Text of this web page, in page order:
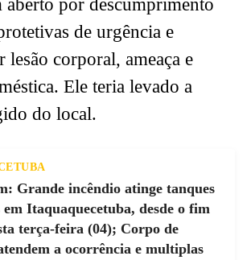
aberto por descumprimento
de urgência e
lesão corporal, ameaça e
Ele teria levado a
do local.
Grande incêndio atinge tanques
em Itaquaquecetuba, desde o fim
terça-feira (04); Corpo de
a ocorrência e multiplas